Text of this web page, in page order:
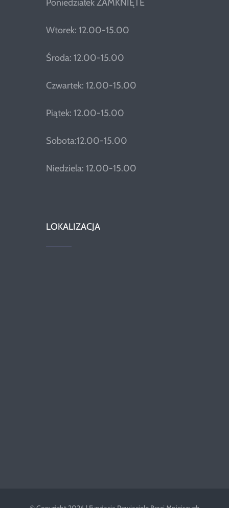
Poniedziałek ZAMKNIĘTE
Wtorek: 12.00-15.00
Środa: 12.00-15.00
Czwartek: 12.00-15.00
Piątek: 12.00-15.00
Sobota:12.00-15.00
Niedziela: 12.00-15.00
LOKALIZACJA